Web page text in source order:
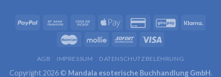
AGB IMPRESSUM DATENSCHUTZBELEHRUNG
Copyright 2026 © Mandala esoterische Buchhandlung GmbH .